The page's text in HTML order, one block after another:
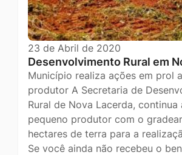
23 de Abril de 2020
Desenvolvimento Rural em
Município realiza ações em prol
produtor A Secretaria de
Rural de Nova Lacerda, continua
pequeno produtor com o
hectares de terra para a
Se você ainda não recebeu o